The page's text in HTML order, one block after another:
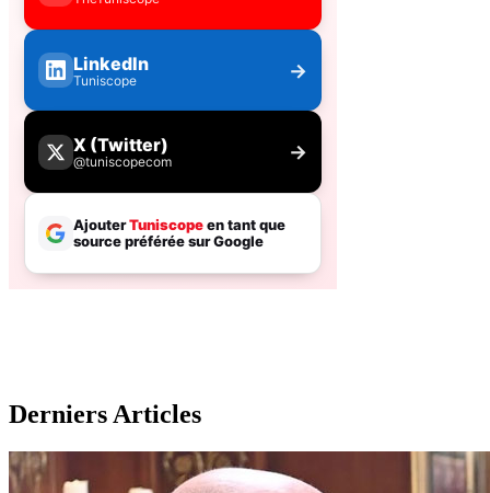
Derniers Articles